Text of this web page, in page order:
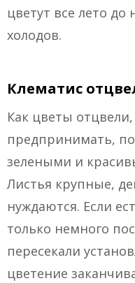
цветут все лето до
холодов.
Клематис
Как цветы
предпринимать,
зелеными и
Листья крупные,
нуждаются. Если
только немного
пересекали
цветение